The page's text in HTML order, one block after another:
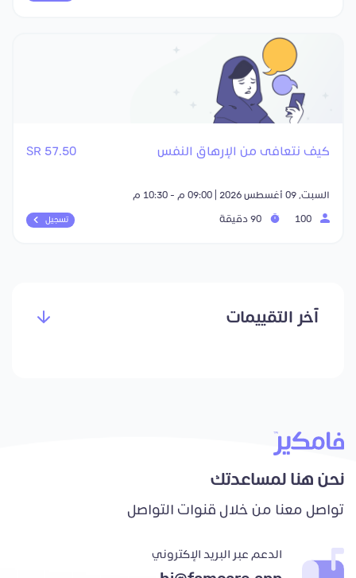
كيف نتعافى من الإرهاق النفس 57.50 SR
السبت, 09 أغسطس 2026 | 09:00 م - 10:30 م
تسجيل
آخر التقييمات
نحن هنا لمساعدتك
تواصل معنا من خلال قنوات التواصل
الدعم عبر البريد الإكتروني